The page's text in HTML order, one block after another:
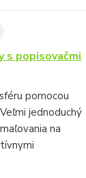
s popisovačmi
pomocou
jednoduchý
na